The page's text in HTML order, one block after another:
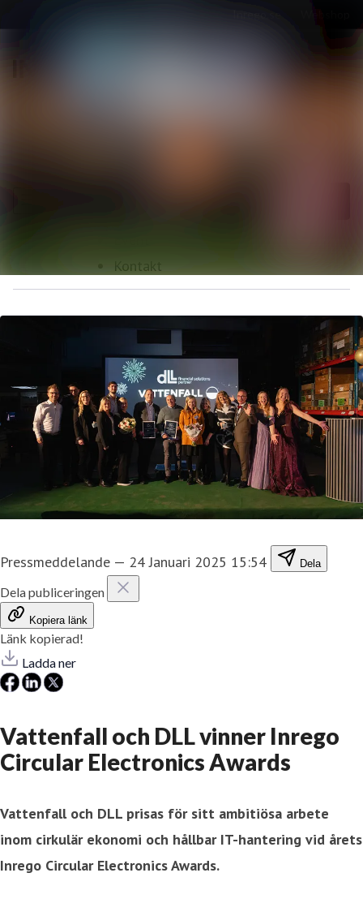
Kontakt
Pressmeddelande — 24 Januari 2025 15:54 Dela
Dela publiceringen
Kopiera länk
Länk kopierad!
Ladda ner
Vattenfall och DLL vinner Inrego
Circular Electronics Awards
Vattenfall och DLL prisas för sitt ambitiösa arbete
inom cirkulär ekonomi och hållbar IT-hantering vid årets
Inrego Circular Electronics Awards.